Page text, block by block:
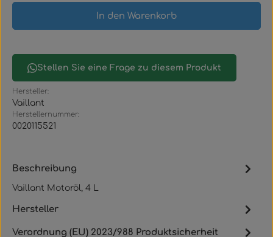
In den Warenkorb
Stellen Sie eine Frage zu diesem Produkt
Hersteller:
Vaillant
Herstellernummer:
0020115521
Beschreibung
Vaillant Motoröl, 4 L
Hersteller
Verordnung (EU) 2023/988 Produktsicherheit